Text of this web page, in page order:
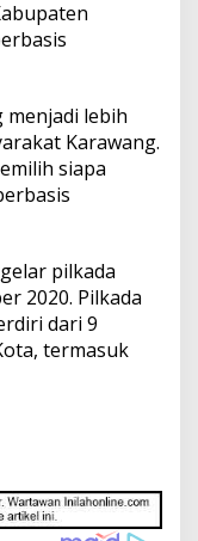
menjadi lebih
Karawang.
siapa
pilkada
2020. Pilkada
dari 9
termasuk